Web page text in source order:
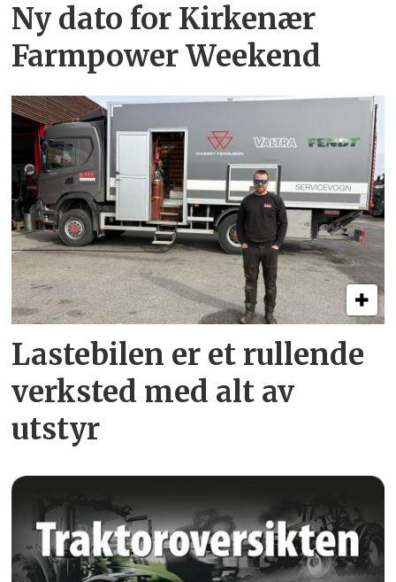
Ny dato for Kirkenær
Farmpower Weekend
Lastebilen er et rullende
verksted med alt av
utstyr